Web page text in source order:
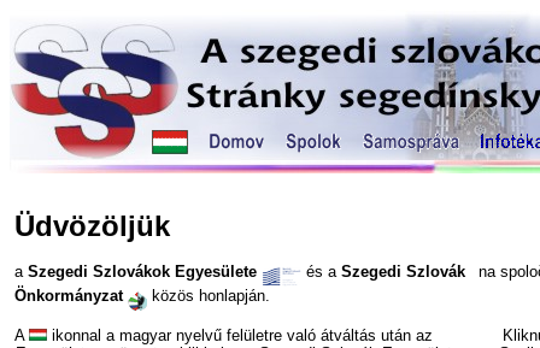
Üdvözöljük
a Szegedi Szlovákok Egyesülete és a Szegedi Szlovák
Önkormányzat
közös honlapján.
A
ikonnal a magyar nyelvű felületre való átváltás után az
na